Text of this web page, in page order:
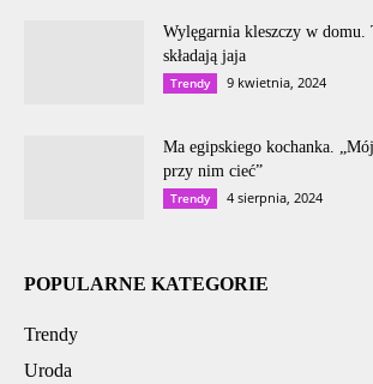
Wylęgarnia kleszczy w domu.
składają jaja
Trendy 9 kwietnia, 2024
Ma egipskiego kochanka.
przy nim cieć”
Trendy 4 sierpnia, 2024
POPULARNE KATEGORIE
Trendy
Uroda